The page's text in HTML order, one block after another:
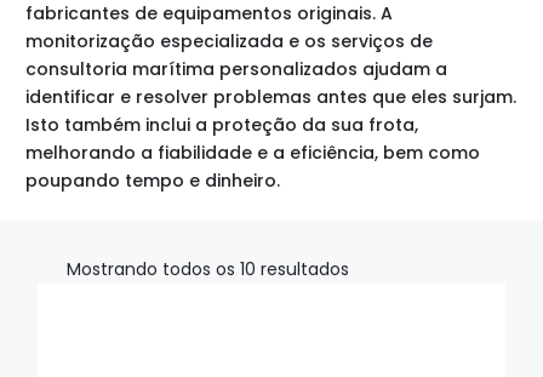
fabricantes de equipamentos originais. A
monitorização especializada e os serviços de
consultoria marítima personalizados ajudam a
identificar e resolver problemas antes que eles surjam.
Isto também inclui a proteção da sua frota,
melhorando a fiabilidade e a eficiência, bem como
poupando tempo e dinheiro.
Mostrando todos os 10 resultados